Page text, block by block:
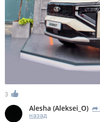
3
Alesha (Aleksei_O) R
назад